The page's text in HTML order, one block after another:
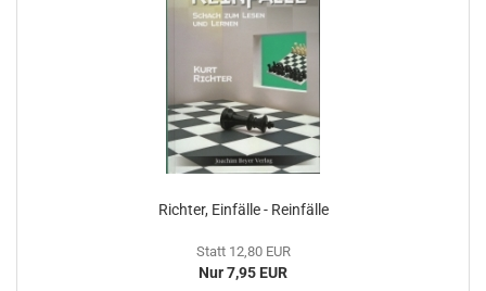
Richter, Einfälle - Reinfälle
Statt 12,80 EUR
Nur 7,95 EUR